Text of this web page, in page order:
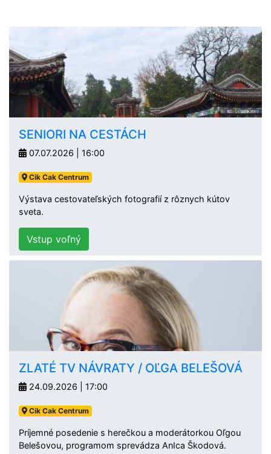
SENIORI NA CESTÁCH
07.07.2026 | 16:00
Cik Cak Centrum
Výstava cestovateľských fotografií z rôznych kútov
sveta.
Vstup voľný
ZLATÉ TV NÁVRATY / OĽGA BELEŠOVÁ
24.09.2026 | 17:00
Cik Cak Centrum
Príjemné posedenie s herečkou a moderátorkou Oľgou
Belešovou, programom sprevádza AnIca Škodová.